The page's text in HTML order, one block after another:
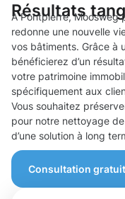
Résultats
À Pontpierre,
redonne une nouvelle
vos bâtiments. Grâce à
bénéficierez d’un
votre patrimoine
spécifiquement aux
Vous souhaitez
pour notre nettoyage
d’une solution à long
Consultation